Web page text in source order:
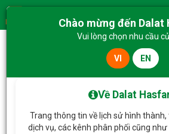
Menu
Hoa Tặng & Hoa Dịch Vụ
Chào mừng đến Dalat
Vui lòng chọn nhu cầu
VI EN
Về Dalat
Trang thông tin về lịch sử hình
dịch vụ, các kênh phân phối cũng